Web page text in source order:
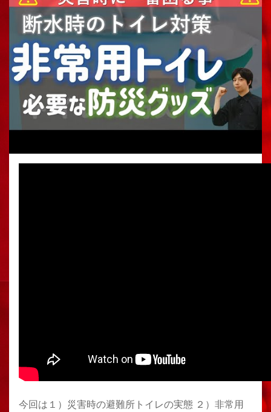
今回は１）災害時の避難所トイレの実態 ２）非常用